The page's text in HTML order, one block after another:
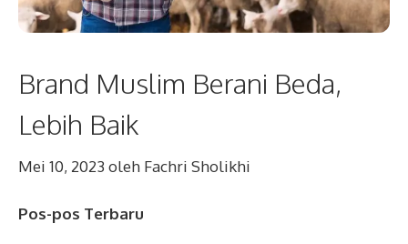
Brand Muslim Berani Beda,
Lebih Baik
Mei 10, 2023 oleh Fachri Sholikhi
Pos-pos Terbaru